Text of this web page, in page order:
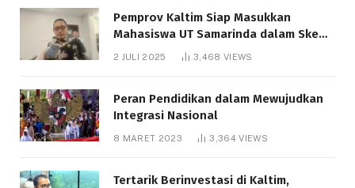
Pemprov Kaltim Siap Masukkan
Mahasiswa UT Samarinda dalam Skema
Bantuan Pendidikan Gratispol
2 JULI 2025 3,468 VIEWS
Peran Pendidikan dalam Mewujudkan
Integrasi Nasional
8 MARET 2023 3,364VIEWS
Tertarik Berinvestasi di Kaltim,